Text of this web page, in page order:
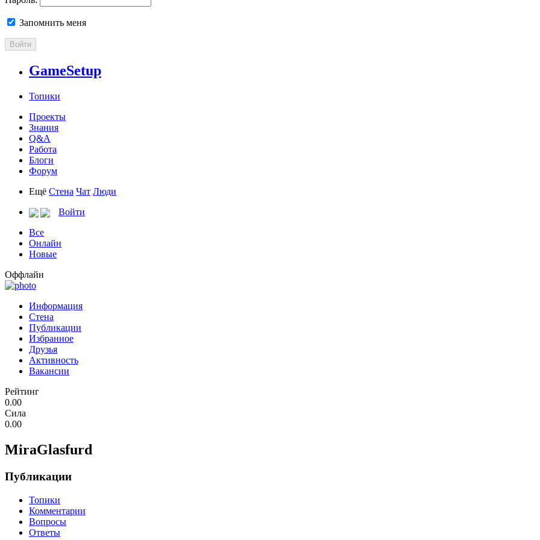
Запомнить меня
Войти
GameSetup
Топики
Проекты
Знания
Q&A
Работа
Блоги
Форум
Ещё Стена Чат Люди
Войти
Все
Онлайн
Новые
Оффлайн
Информация
Стена
Публикации
Избранное
Друзья
Активность
Вакансии
Рейтинг
0.00
Сила
0.00
MiraGlasfurd
Публикации
Топики
Комментарии
Вопросы
Ответы